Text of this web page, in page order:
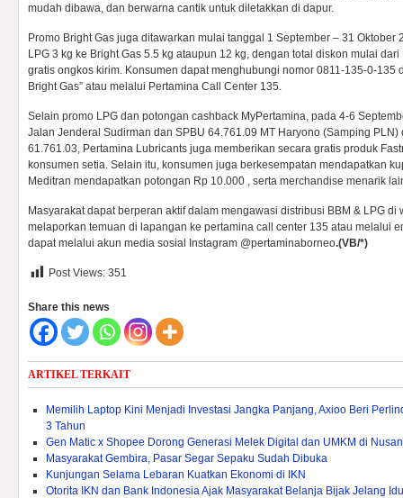
mudah dibawa, dan berwarna cantik untuk diletakkan di dapur.
Promo Bright Gas juga ditawarkan mulai tanggal 1 September – 31 Oktober
LPG 3 kg ke Bright Gas 5.5 kg ataupun 12 kg, dengan total diskon mulai
gratis ongkos kirim. Konsumen dapat menghubungi nomor 0811-135-0-135
Bright Gas” atau melalui Pertamina Call Center 135.
Selain promo LPG dan potongan cashback MyPertamina, pada 4-6
Jalan Jenderal Sudirman dan SPBU 64.761.09 MT Haryono (Samping
61.761.03, Pertamina Lubricants juga memberikan secara gratis produk
konsumen setia. Selain itu, konsumen juga berkesempatan mendapatkan
Meditran mendapatkan potongan Rp 10.000 , serta merchandise menarik
Masyarakat dapat berperan aktif dalam mengawasi distribusi BBM & LPG
melaporkan temuan di lapangan ke pertamina call center 135 atau melalui
dapat melalui akun media sosial Instagram @pertaminaborneo.(VB/*)
Post Views: 351
Share this news
ARTIKEL TERKAIT
Memilih Laptop Kini Menjadi Investasi Jangka Panjang, Axioo Beri
3 Tahun
Gen Matic x Shopee Dorong Generasi Melek Digital dan UMKM di
Masyarakat Gembira, Pasar Segar Sepaku Sudah Dibuka
Kunjungan Selama Lebaran Kuatkan Ekonomi di IKN
Otorita IKN dan Bank Indonesia Ajak Masyarakat Belanja Bijak Jelang